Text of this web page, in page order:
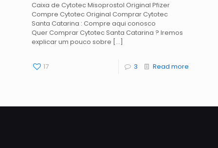
Caixa de Cytotec Misoprostol Original Pfizer
Compre Cytotec Original Comprar Cytotec
Santa Catarina : Compre aqui conosco
Quer Comprar Cytotec Santa Catarina ? Iremos
explicar um pouco sobre […]
17 3 Read more